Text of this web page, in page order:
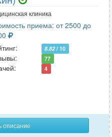
клиника
приема: от 2500 до
8.82 / 10
77
4
описание